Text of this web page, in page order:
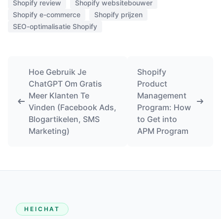
Shopify review
Shopify websitebouwer
Shopify e-commerce
Shopify prijzen
SEO-optimalisatie Shopify
Hoe Gebruik Je
ChatGPT Om Gratis
Meer Klanten Te
Vinden (Facebook Ads,
Blogartikelen, SMS
Marketing)
Shopify
Product
Management
Program: How
to Get into
APM Program
HEICHAT